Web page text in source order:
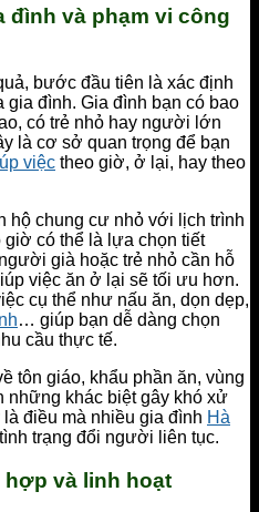
đình và phạm vi công
bước đầu tiên là xác định
gia đình. Gia đình bạn có bao
có trẻ nhỏ hay người lớn
là cơ sở quan trọng để bạn
việc theo giờ, ở lại, hay theo
hộ chung cư nhỏ với lịch trình
giờ có thể là lựa chọn tiết
già hoặc trẻ nhỏ cần hỗ
việc ăn ở lại sẽ tối ưu hơn.
cụ thể như nấu ăn, dọn dẹp,
… giúp bạn dễ dàng chọn
cầu thực tế.
tôn giáo, khẩu phần ăn, vùng
những khác biệt gây khó xử
điều mà nhiều gia đình Hà
trạng đổi người liên tục.
hợp và linh hoạt